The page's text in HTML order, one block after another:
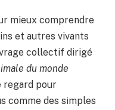
mieux comprendre
et autres vivants
collectif dirigé
du monde
regard pour
comme des simples